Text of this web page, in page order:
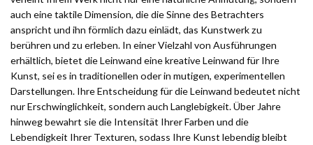
auch eine taktile Dimension, die die Sinne des Betrachters
anspricht und ihn förmlich dazu einlädt, das Kunstwerk zu
berühren und zu erleben. In einer Vielzahl von Ausführungen
erhältlich, bietet die Leinwand eine kreative Leinwand für Ihre
Kunst, sei es in traditionellen oder in mutigen, experimentellen
Darstellungen. Ihre Entscheidung für die Leinwand bedeutet nicht
nur Erschwinglichkeit, sondern auch Langlebigkeit. Über Jahre
hinweg bewahrt sie die Intensität Ihrer Farben und die
Lebendigkeit Ihrer Texturen, sodass Ihre Kunst lebendig bleibt